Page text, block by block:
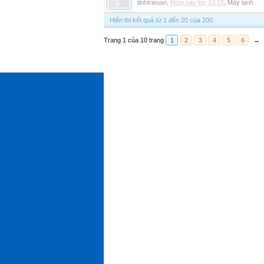
tinhtrieuan Hôm nay lúc 13:15 Máy lạnh
Hiển thị kết quả từ 1 đến 20 của 200
Trang 1 của 10 trang 1 2 3 4 5 6 →